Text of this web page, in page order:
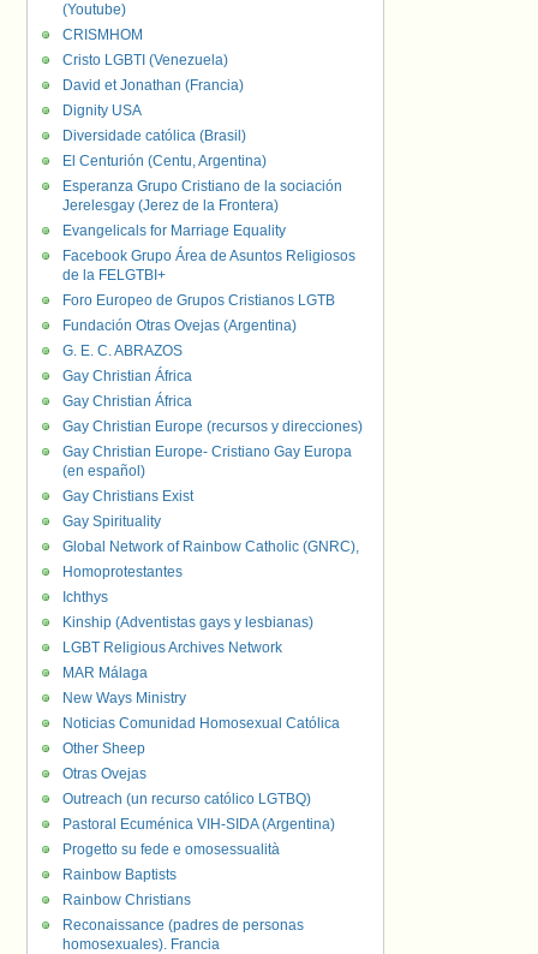
(Youtube)
CRISMHOM
Cristo LGBTI (Venezuela)
David et Jonathan (Francia)
Dignity USA
Diversidade católica (Brasil)
El Centurión (Centu, Argentina)
Esperanza Grupo Cristiano de la sociación
Jerelesgay (Jerez de la Frontera)
Evangelicals for Marriage Equality
Facebook Grupo Área de Asuntos Religiosos
de la FELGTBI+
Foro Europeo de Grupos Cristianos LGTB
Fundación Otras Ovejas (Argentina)
G. E. C. ABRAZOS
Gay Christian África
Gay Christian África
Gay Christian Europe (recursos y direcciones)
Gay Christian Europe- Cristiano Gay Europa
(en español)
Gay Christians Exist
Gay Spirituality
Global Network of Rainbow Catholic (GNRC),
Homoprotestantes
Ichthys
Kinship (Adventistas gays y lesbianas)
LGBT Religious Archives Network
MAR Málaga
New Ways Ministry
Noticias Comunidad Homosexual Católica
Other Sheep
Otras Ovejas
Outreach (un recurso católico LGTBQ)
Pastoral Ecuménica VIH-SIDA (Argentina)
Progetto su fede e omosessualità
Rainbow Baptists
Rainbow Christians
Reconaissance (padres de personas
homosexuales). Francia